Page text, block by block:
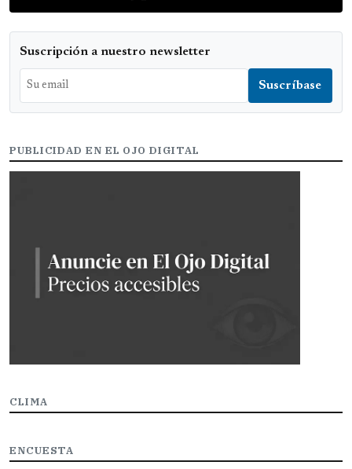
Suscripción a nuestro newsletter
PUBLICIDAD EN EL OJO DIGITAL
CLIMA
ENCUESTA